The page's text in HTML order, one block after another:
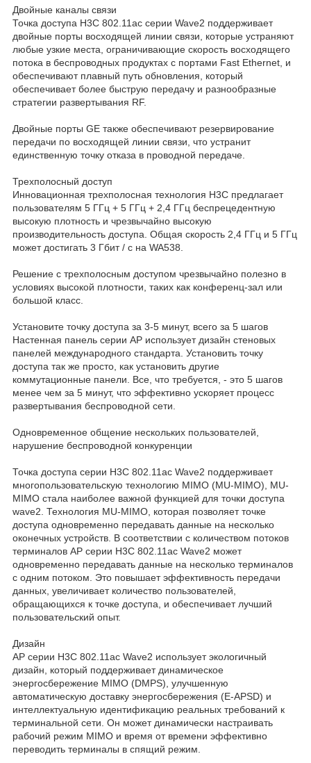
Двойные каналы связи
Точка доступа H3C 802.11ac серии Wave2 поддерживает
двойные порты восходящей линии связи, которые устраняют
любые узкие места, ограничивающие скорость восходящего
потока в беспроводных продуктах с портами Fast Ethernet, и
обеспечивают плавный путь обновления, который
обеспечивает более быструю передачу и разнообразные
стратегии развертывания RF.
Двойные порты GE также обеспечивают резервирование
передачи по восходящей линии связи, что устранит
единственную точку отказа в проводной передаче.
Трехполосный доступ
Инновационная трехполосная технология H3C предлагает
пользователям 5 ГГц + 5 ГГц + 2,4 ГГц беспрецедентную
высокую плотность и чрезвычайно высокую
производительность доступа. Общая скорость 2,4 ГГц и 5 ГГц
может достигать 3 Гбит / с на WA538.
Решение с трехполосным доступом чрезвычайно полезно в
условиях высокой плотности, таких как конференц-зал или
большой класс.
Установите точку доступа за 3-5 минут, всего за 5 шагов
Настенная панель серии AP использует дизайн стеновых
панелей международного стандарта. Установить точку
доступа так же просто, как установить другие
коммутационные панели. Все, что требуется, - это 5 шагов
менее чем за 5 минут, что эффективно ускоряет процесс
развертывания беспроводной сети.
Одновременное общение нескольких пользователей,
нарушение беспроводной конкуренции
Точка доступа серии H3C 802.11ac Wave2 поддерживает
многопользовательскую технологию MIMO (MU-MIMO), MU-
MIMO стала наиболее важной функцией для точки доступа
wave2. Технология MU-MIMO, которая позволяет точке
доступа одновременно передавать данные на несколько
оконечных устройств. В соответствии с количеством потоков
терминалов AP серии H3C 802.11ac Wave2 может
одновременно передавать данные на несколько терминалов
с одним потоком. Это повышает эффективность передачи
данных, увеличивает количество пользователей,
обращающихся к точке доступа, и обеспечивает лучший
пользовательский опыт.
Дизайн
AP серии H3C 802.11ac Wave2 использует экологичный
дизайн, который поддерживает динамическое
энергосбережение MIMO (DMPS), улучшенную
автоматическую доставку энергосбережения (E-APSD) и
интеллектуальную идентификацию реальных требований к
терминальной сети. Он может динамически настраивать
рабочий режим MIMO и время от времени эффективно
переводить терминалы в спящий режим.